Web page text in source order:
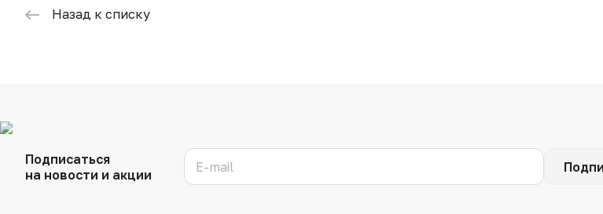
Назад к списку
Подписаться
на новости и акции